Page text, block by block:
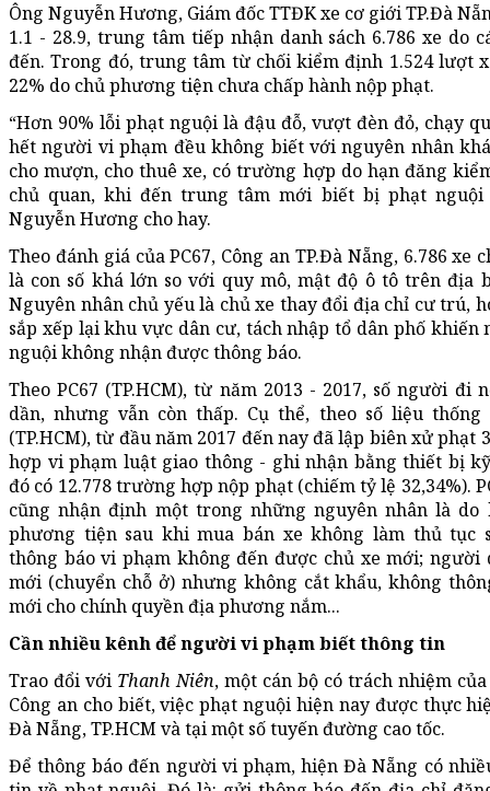
Ông Nguyễn Hương, Giám đốc TTĐK xe cơ giới TP.Đà
1.1 - 28.9, trung tâm tiếp nhận danh sách 6.786 xe do
đến. Trong đó, trung tâm từ chối kiểm định 1.524 lượt
22% do chủ phương tiện chưa chấp hành nộp phạt.
“Hơn 90% lỗi phạt nguội là đậu đỗ, vượt đèn đỏ, chạy
hết người vi phạm đều không biết với nguyên nhân
cho mượn, cho thuê xe, có trường hợp do hạn đăng
chủ quan, khi đến trung tâm mới biết bị phạt nguội
Nguyễn Hương cho hay.
Theo đánh giá của PC67, Công an TP.Đà Nẵng, 6.786 xe
là con số khá lớn so với quy mô, mật độ ô tô trên địa
Nguyên nhân chủ yếu là chủ xe thay đổi địa chỉ cư trú,
sắp xếp lại khu vực dân cư, tách nhập tổ dân phố khiến
nguội không nhận được thông báo.
Theo PC67 (TP.HCM), từ năm 2013 - 2017, số người đi
dần, nhưng vẫn còn thấp. Cụ thể, theo số liệu thống
(TP.HCM), từ đầu năm 2017 đến nay đã lập biên xử phạt
hợp vi phạm luật giao thông - ghi nhận bằng thiết bị
đó có 12.778 trường hợp nộp phạt (chiếm tỷ lệ 32,34%).
cũng nhận định một trong những nguyên nhân là do
phương tiện sau khi mua bán xe không làm thủ tục
thông báo vi phạm không đến được chủ xe mới; người
mới (chuyển chỗ ở) nhưng không cắt khẩu, không
mới cho chính quyền địa phương nắm...
Cần nhiều kênh để người vi phạm biết thông tin
Trao đổi với Thanh Niên, một cán bộ có trách nhiệm của
Công an cho biết, việc phạt nguội hiện nay được thực
Đà Nẵng, TP.HCM và tại một số tuyến đường cao tốc.
Để thông báo đến người vi phạm, hiện Đà Nẵng có